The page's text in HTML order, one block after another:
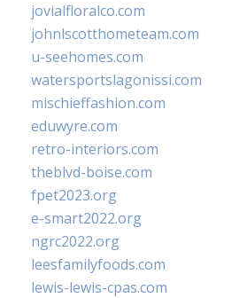
jovialfloralco.com
johnlscotthometeam.com
u-seehomes.com
watersportslagonissi.com
mischieffashion.com
eduwyre.com
retro-interiors.com
theblvd-boise.com
fpet2023.org
e-smart2022.org
ngrc2022.org
leesfamilyfoods.com
lewis-lewis-cpas.com